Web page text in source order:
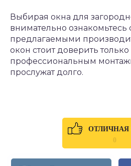
Выбирая окна для
внимательно ознакомьтесь
предлагаемыми
окон стоит доверить только
профессиональным
прослужат долго.
ОТЛИЧНАЯ
0